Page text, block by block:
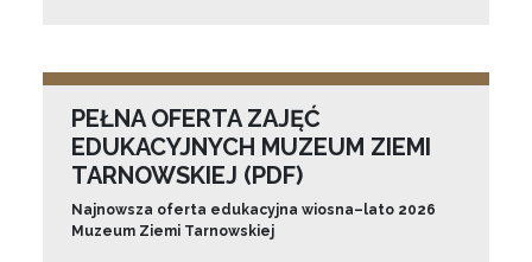
PEŁNA OFERTA ZAJĘĆ
EDUKACYJNYCH MUZEUM ZIEMI
TARNOWSKIEJ (PDF)
Najnowsza oferta edukacyjna wiosna–lato 2026
Muzeum Ziemi Tarnowskiej